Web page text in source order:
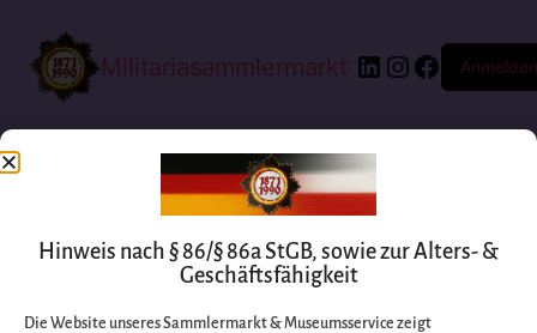
Militariasammlermarkt Anmelden
Hinweis nach § 86/§ 86a StGB, sowie zur Alters- &
Geschäftsfähigkeit
Die Website unseres Sammlermarkt & Museumsservice zeigt